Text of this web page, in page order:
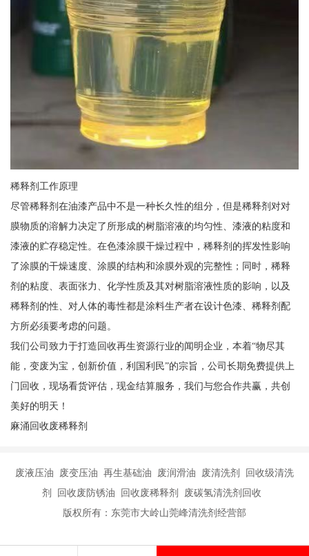
稀释剂工作原理
尽管稀释剂在油漆产品中不是一种长久性的组分，但是稀释剂对对
膜物质的溶解力决定了所形成的树脂溶液的均匀性、漆液的粘度和
漆液的贮存稳定性。在色漆涂膜干燥过程中，稀释剂的挥发性影响
了涂膜的干燥速度、涂膜的结构和涂膜外观的完整性；同时，稀释
剂的粘度、表面张力、化学性质及其对树脂溶液性质的影响，以及
稀释剂的性、对人体的毒性都是涂料生产者在设计色漆、稀释剂配
方所必须要考虑的问题。
我们公司致力于打造回收再生资源行业的闻明企业，本着“物尽其
能，变废为宝，创新价值，利国利民”的宗旨，公司长期免费提供上
门回收，现场看货评估，现金结算服务，我们与您合作共赢，共创
美好的明天！
麻涌回收废稀释剂
废液压油 废变压油 再生基础油 废润滑油 废清洗剂 回收级清洗
剂 回收废防锈油 回收废稀释剂 废碳氢清洗剂回收
版权所有：东莞市大岭山莞峰清洗剂经营部